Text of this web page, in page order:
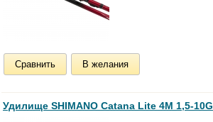
Сравнить В желания
Удилище SHIMANO Catana Lite 4M 1,5-10G